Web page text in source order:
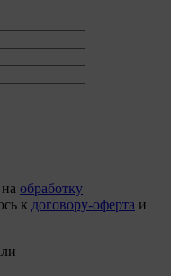
обработку
к договору-оферта и